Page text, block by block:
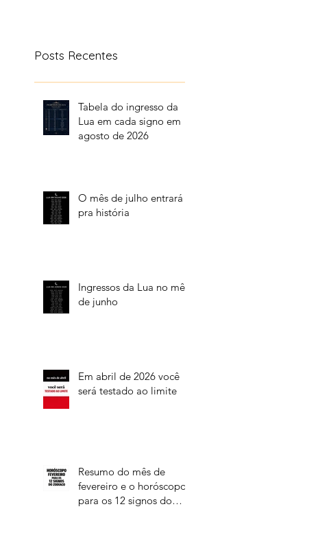
Posts Recentes
Tabela do ingresso da
Lua em cada signo em
agosto de 2026
O mês de julho entrará
pra história
Ingressos da Lua no mês
de junho
Em abril de 2026 você
será testado ao limite
Resumo do mês de
fevereiro e o horóscopo
para os 12 signos do